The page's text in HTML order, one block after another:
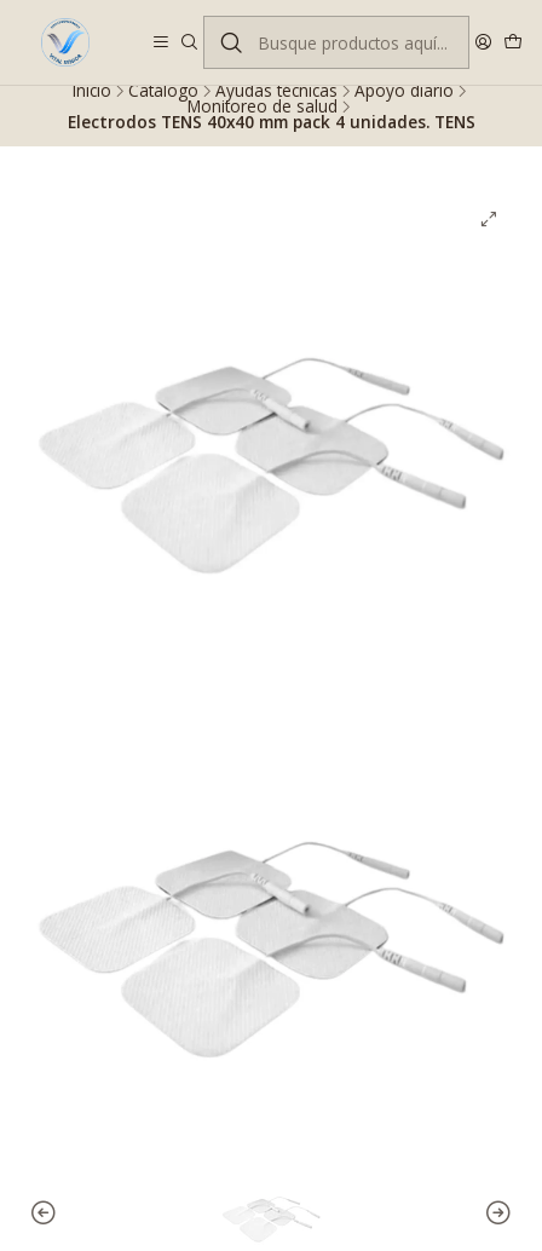
Despacho gratis en RM desde $100.000. Revisa las condiciones.
Inicio Catálogo Ayudas técnicas Apoyo diario
Monitoreo de salud
Electrodos TENS 40x40 mm pack 4 unidades. TENS